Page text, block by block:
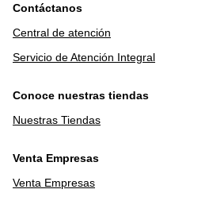
Contáctanos
Central de atención
Servicio de Atención Integral
Conoce nuestras tiendas
Nuestras Tiendas
Venta Empresas
Venta Empresas